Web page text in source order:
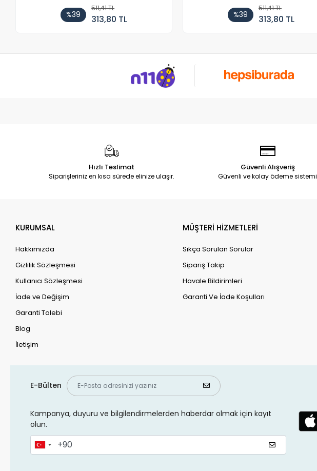
%39
511,41 TL
313,80 TL %39
511,41 TL
313,80 TL
Hızlı Teslimat
Siparişleriniz en kısa sürede elinize ulaşır.
Güvenli Alışveriş
Güvenli ve kolay ödeme sistemi
KURUMSAL
Hakkımızda
Gizlilik Sözleşmesi
Kullanıcı Sözleşmesi
İade ve Değişim
Garanti Talebi
Blog
İletişim
MÜŞTERİ HİZMETLERİ
Sıkça Sorulan Sorular
Sipariş Takip
Havale Bildirimleri
Garanti Ve İade Koşulları
E-Bülten
Kampanya, duyuru ve bilgilendirmelerden haberdar olmak için kayıt
olun.